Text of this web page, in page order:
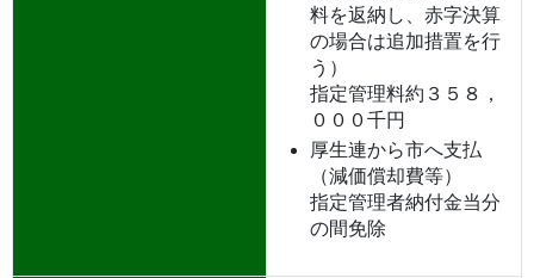
料を返納し、赤字決算
の場合は追加措置を行
う）
指定管理料約３５８，
０００千円
厚生連から市へ支払
（減価償却費等）
指定管理者納付金当分
の間免除